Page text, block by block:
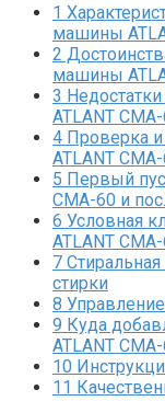
1
машины
2
машины
3
ATLANT
4 Проверка
ATLANT
5 Первый
СМА-60 и
6 Условная
ATLANT
7
стирки
8
9 Куда
ATLANT
10
11